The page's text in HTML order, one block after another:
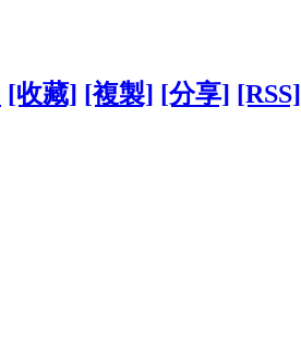
[收藏] [複製] [分享] [RSS]